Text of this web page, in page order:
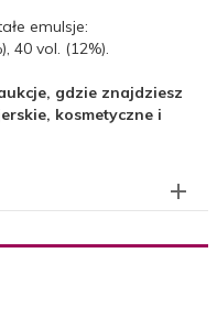
emulsje:
40 vol. (12%).
gdzie znajdziesz
kosmetyczne i